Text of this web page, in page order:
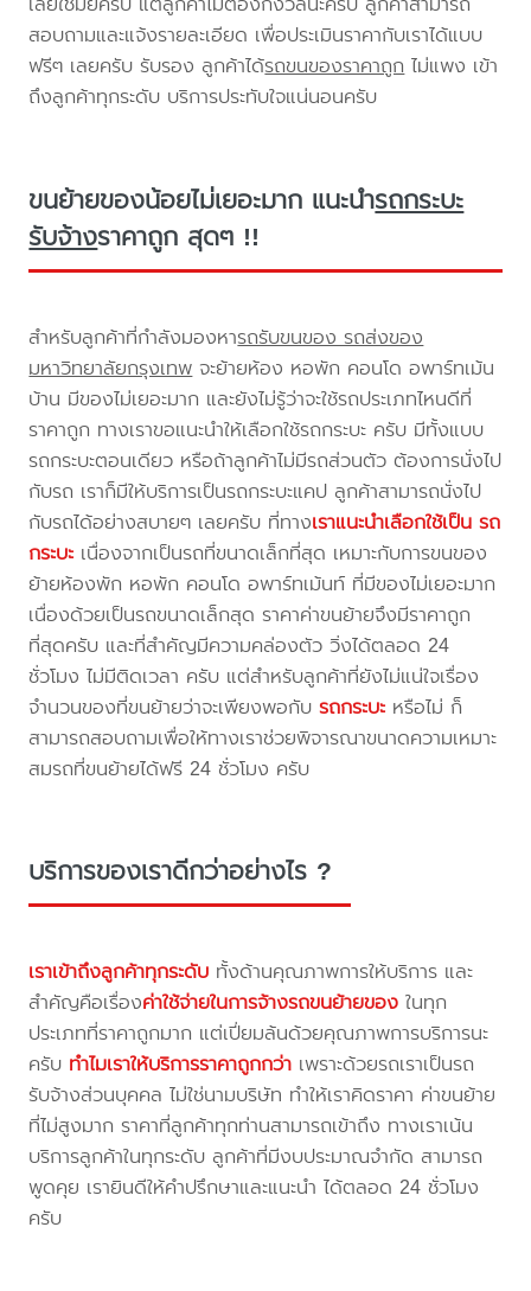
สอบถามและแจ้งรายละเอียด เพื่อประเมินราคากับเราได้แบบ
ฟรีๆ เลยครับ รับรอง ลูกค้าได้รถขนของราคาถูกไม่แพง เข้า
ถึงลูกค้าทุกระดับ บริการประทับใจแน่นอนครับ
ขนย้ายของน้อยไม่เยอะมาก แนะนำรถกระบะ
รับจ้างราคาถูก สุดๆ !!
สำหรับลูกค้าที่กำลังมองหารถรับขนของ รถส่งของ
มหาวิทยาลัยกรุงเทพ จะย้ายห้อง หอพัก คอนโด อพาร์ทเม้น
บ้าน มีของไม่เยอะมาก และยังไม่รู้ว่าจะใช้รถประเภทไหนดีที่
ราคาถูก ทางเราขอแนะนำให้เลือกใช้รถกระบะ ครับ มีทั้งแบบ
รถกระบะตอนเดียว หรือถ้าลูกค้าไม่มีรถส่วนตัว ต้องการนั่งไป
กับรถ เราก็มีให้บริการเป็นรถกระบะแคป ลูกค้าสามารถนั่งไป
กับรถได้อย่างสบายๆ เลยครับ ที่ทางเราแนะนำเลือกใช้เป็น รถ
กระบะ เนื่องจากเป็นรถที่ขนาดเล็กที่สุด เหมาะกับการขนของ
ย้ายห้องพัก หอพัก คอนโด อพาร์ทเม้นท์ ที่มีของไม่เยอะมาก
เนื่องด้วยเป็นรถขนาดเล็กสุด ราคาค่าขนย้ายจึงมีราคาถูก
ที่สุดครับ และที่สำคัญมีความคล่องตัว วิ่งได้ตลอด 24
ชั่วโมง ไม่มีติดเวลา ครับ แต่สำหรับลูกค้าที่ยังไม่แน่ใจเรื่อง
จำนวนของที่ขนย้ายว่าจะเพียงพอกับรถกระบะ หรือไม่ ก็
สามารถสอบถามเพื่อให้ทางเราช่วยพิจารณาขนาดความเหมาะ
สมรถที่ขนย้ายได้ฟรี 24 ชั่วโมง ครับ
บริการของเราดีกว่าอย่างไร ?
เราเข้าถึงลูกค้าทุกระดับ ทั้งด้านคุณภาพการให้บริการ และ
สำคัญคือเรื่องค่าใช้จ่ายในการจ้างรถขนย้ายของ ในทุก
ประเภทที่ราคาถูกมาก แต่เปี่ยมล้นด้วยคุณภาพการบริการนะ
ครับ ทำไมเราให้บริการราคาถูกกว่า เพราะด้วยรถเราเป็นรถ
รับจ้างส่วนบุคคล ไม่ใช่นามบริษัท ทำให้เราคิดราคา ค่าขนย้าย
ที่ไม่สูงมาก ราคาที่ลูกค้าทุกท่านสามารถเข้าถึง ทางเราเน้น
บริการลูกค้าในทุกระดับ ลูกค้าที่มีงบประมาณจำกัด สามารถ
พูดคุย เรายินดีให้คำปรึกษาและแนะนำ ได้ตลอด 24 ชั่วโมง
ครับ